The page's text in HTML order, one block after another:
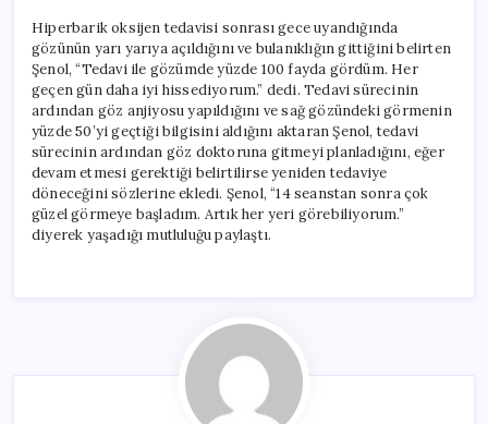
Hiperbarik oksijen tedavisi sonrası gece uyandığında
gözünün yarı yarıya açıldığını ve bulanıklığın gittiğini belirten
Şenol, “Tedavi ile gözümde yüzde 100 fayda gördüm. Her
geçen gün daha iyi hissediyorum.” dedi. Tedavi sürecinin
ardından göz anjiyosu yapıldığını ve sağ gözündeki görmenin
yüzde 50’yi geçtiği bilgisini aldığını aktaran Şenol, tedavi
sürecinin ardından göz doktoruna gitmeyi planladığını, eğer
devam etmesi gerektiği belirtilirse yeniden tedaviye
döneceğini sözlerine ekledi. Şenol, “14 seanstan sonra çok
güzel görmeye başladım. Artık her yeri görebiliyorum.”
diyerek yaşadığı mutluluğu paylaştı.